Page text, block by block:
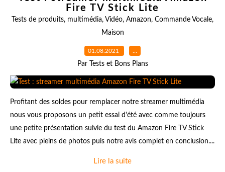
Fire TV Stick Lite
Tests de produits, multimédia, Vidéo, Amazon, Commande Vocale,
Maison
01.08.2021 …
Par Tests et Bons Plans
Profitant des soldes pour remplacer notre streamer multimédia
nous vous proposons un petit essai d'été avec comme toujours
une petite présentation suivie du test du Amazon Fire TV Stick
Lite avec pleins de photos puis notre avis complet en conclusion....
Lire la suite